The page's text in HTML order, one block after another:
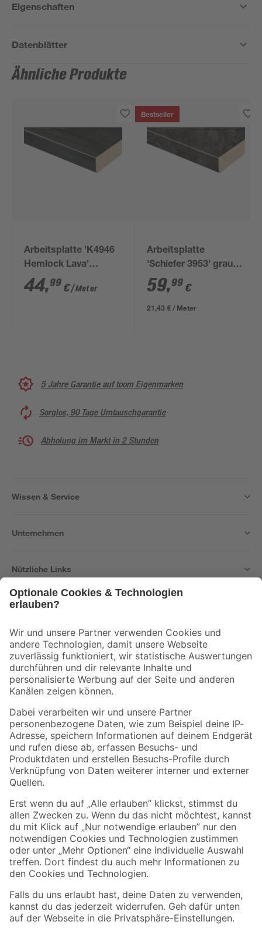
Eigenschaften
Datenblätter
Ähnliche Produkte
Arbeitsplatte 'K4946
Hemlock Lava'
dunkelgrau 4100 x
600 x 38 mm
44,99 €/ Meter
Bestseller
Arbeitsplatte
'Schiefer 3953' grau
2800 x 635 x 28 mm
59,99 €
21,43 € / Meter
5 Jahre Garantie auf toom Eigenmarken
Sorglos, 90 Tage Umtauschgarantie
Abholung im Markt in 2 Stunden
Wissen & Service
Unternehmen
Nützliche Links
Der toom Newsletter: Keine Angebote und Aktionen mehr verpassen!
Zur Newsletter Anmeldung
Folge uns
Zahlungsarten Versandarten
Sicher einkaufen
Jetzt die toom-App herunterladen
Alle Preisangaben in EUR inkl. gesetzl. MwSt.. Die dargestellten Angebote sind unter
Umständen nicht in allen Märkten verfügbar. Die angegebenen Verfügbarkeiten beziehen